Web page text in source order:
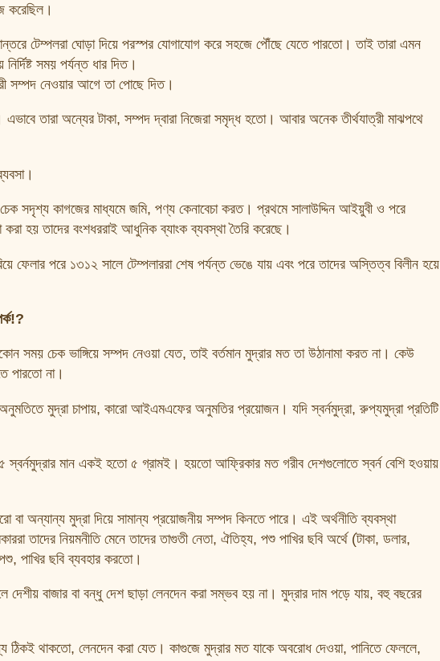
করেছিল।
টেম্পলরা ঘোড়া দিয়ে পরস্পর যোগাযোগ করে সহজে পৌঁছে যেতে পারতো। তাই তারা এমন
সময় পর্যন্ত ধার দিত।
সম্পদ নেওয়ার আগে তা পোছে দিত।
তারা অন্যের টাকা, সম্পদ দ্বারা নিজেরা সমৃদ্ধ হতো। আবার অনেক তীর্থযাত্রী মাঝপথে
চেক সদৃশ্য কাগজের মাধ্যমে জমি, পণ্য কেনাবেচা করত। প্রথমে সালাউদ্দিন আইয়ুবী ও পরে
হয় তাদের বংশধররাই আধুনিক ব্যাংক ব্যবস্থা তৈরি করেছে।
ফেলার পরে ১৩১২ সালে টেম্পলাররা শেষ পর্যন্ত ভেঙে যায় এবং পরে তাদের অস্তিত্ব বিলীন হয়ে
সময় চেক ভাঙ্গিয়ে সম্পদ নেওয়া যেত, তাই বর্তমান মুদ্রার মত তা উঠানামা করত না। কেউ
পারতো না।
মুদ্রা চাপায়, কারো আইএমএফের অনুমতির প্রয়োজন। যদি স্বর্নমুদ্রা, রুপ্যমুদ্রা প্রতিটি
স্বর্নমুদ্রার মান একই হতো ৫ গ্রামই। হয়তো আফ্রিকার মত গরীব দেশগুলোতে স্বর্ন বেশি হওয়ায়
অন্যান্য মুদ্রা দিয়ে সামান্য প্রয়োজনীয় সম্পদ কিনতে পারে। এই অর্থনীতি ব্যবস্থা
তাদের নিয়মনীতি মেনে তাদের তাগুতী নেতা, ঐতিহ্য, পশু পাখির ছবি অর্থে (টাকা, ডলার,
পাখির ছবি ব্যবহার করতো।
বাজার বা বন্ধু দেশ ছাড়া লেনদেন করা সম্ভব হয় না। মুদ্রার দাম পড়ে যায়, বহু বছরের
ঠিকই থাকতো, লেনদেন করা যেত। কাগুজে মুদ্রার মত যাকে অবরোধ দেওয়া, পানিতে ফেললে,